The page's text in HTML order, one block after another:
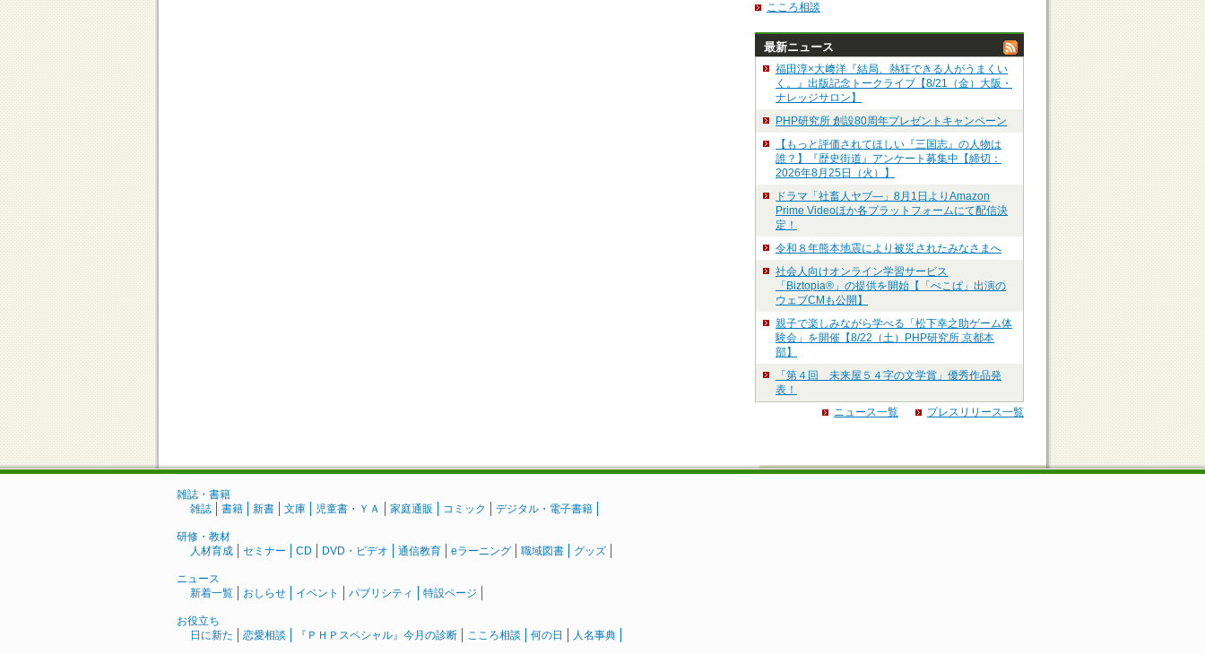
こころ相談
最新ニュース
福田淳×大﨑洋『結局、熱狂できる人がうまくい
く。』出版記念トークライブ【8/21（金）大阪・
ナレッジサロン】
PHP研究所 創設80周年プレゼントキャンペーン
【もっと評価されてほしい『三国志』の人物は
誰？】『歴史街道』アンケート募集中【締切：
2026年8月25日（火）】
ドラマ「社畜人ヤブ―」8月1日よりAmazon
Prime Videoほか各プラットフォームにて配信決
定！
令和８年熊本地震により被災されたみなさまへ
社会人向けオンライン学習サービス
「Biztopia®」の提供を開始【「ぺこぱ」出演の
ウェブCMも公開】
親子で楽しみながら学べる「松下幸之助ゲーム体
験会」を開催【8/22（土）PHP研究所 京都本
部】
「第４回 未来屋５４字の文学賞」優秀作品発
表！
ニュース一覧
プレスリリース一覧
雑誌・書籍
雑誌
書籍 新書 文庫 児童書・ＹＡ 家庭通販 コミック デジタル・電子書籍
研修・教材
人材育成
セミナー CD DVD・ビデオ 通信教育 eラーニング 職域図書 グッズ
ニュース
新着一覧
おしらせ イベント パブリシティ 特設ページ
お役立ち
日に新た
恋愛相談 『ＰＨＰスペシャル』今月の診断 こころ相談 何の日 人名事典